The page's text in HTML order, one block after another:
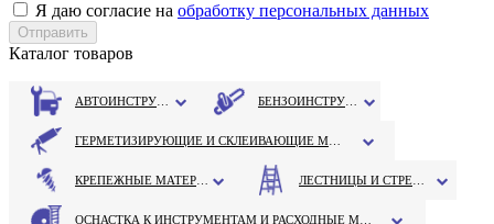
Я даю согласие на обработку персональных данных
Каталог товаров